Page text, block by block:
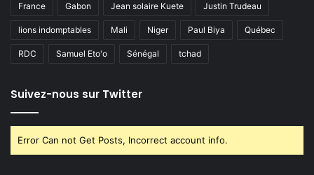
France Gabon Jean solaire Kuete Justin Trudeau
lions indomptables Mali Niger Paul Biya Québec
RDC Samuel Eto'o Sénégal tchad
Suivez-nous sur Twitter
Error Can not Get Posts, Incorrect account info.